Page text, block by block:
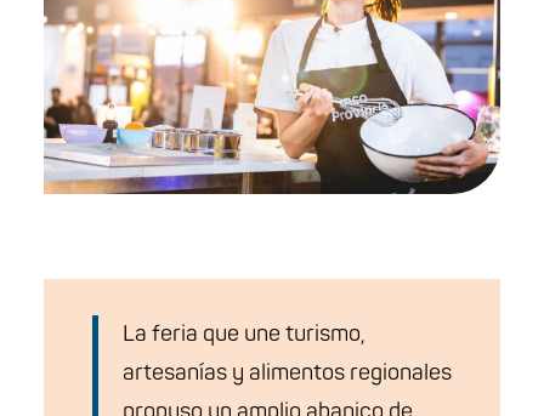
La feria que une turismo,
artesanías y alimentos regionales